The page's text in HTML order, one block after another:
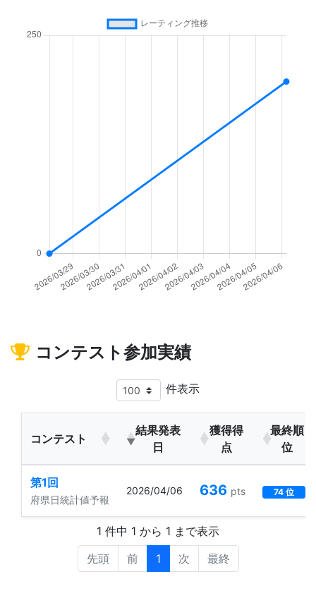
コンテスト参加実績
件表示
コンテスト
結果発表
日
獲得得
点
最終順
位
第1回
府県日統計値予報
2026/04/06 636 pts 74 位
1 件中 1 から 1 まで表示
先頭
前 1 次 最終